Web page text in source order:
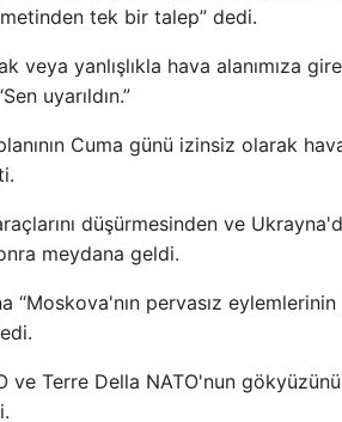
tek bir talep” dedi.
veya yanlışlıkla hava alanımıza
uyarıldın.”
Cuma günü izinsiz olarak
düşürmesinden ve
meydana geldi.
“Moskova'nın pervasız
ve Terre Della NATO'nun